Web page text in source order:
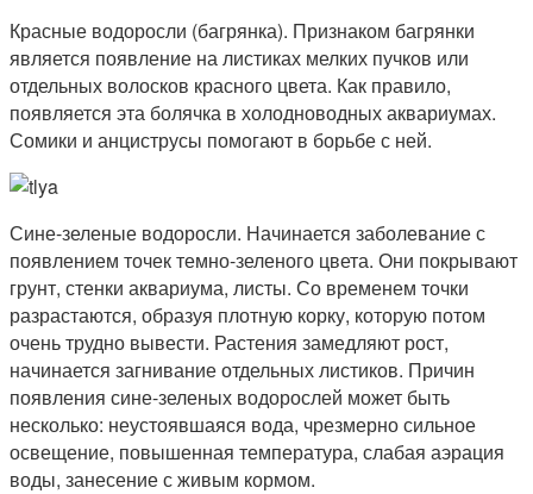
Красные водоросли (багрянка). Признаком багрянки
является появление на листиках мелких пучков или
отдельных волосков красного цвета. Как правило,
появляется эта болячка в холодноводных аквариумах.
Сомики и анциструсы помогают в борьбе с ней.
Сине-зеленые водоросли. Начинается заболевание с
появлением точек темно-зеленого цвета. Они покрывают
грунт, стенки аквариума, листы. Со временем точки
разрастаются, образуя плотную корку, которую потом
очень трудно вывести. Растения замедляют рост,
начинается загнивание отдельных листиков. Причин
появления сине-зеленых водорослей может быть
несколько: неустоявшаяся вода, чрезмерно сильное
освещение, повышенная температура, слабая аэрация
воды, занесение с живым кормом.